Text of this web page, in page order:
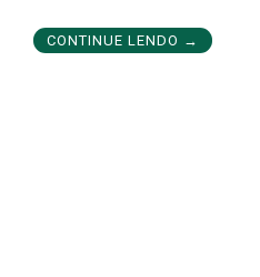
CONTINUE LENDO →